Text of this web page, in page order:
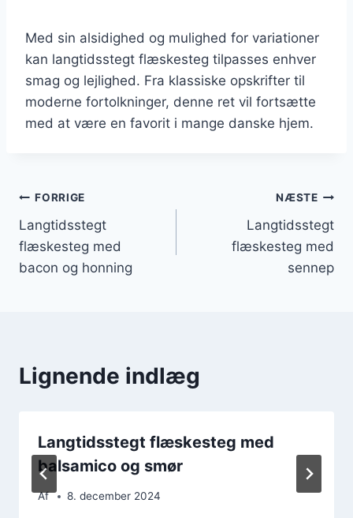
Med sin alsidighed og mulighed for variationer
kan langtidsstegt flæskesteg tilpasses enhver
smag og lejlighed. Fra klassiske opskrifter til
moderne fortolkninger, denne ret vil fortsætte
med at være en favorit i mange danske hjem.
Indlægsnavigation
FORRIGE
Langtidsstegt
flæskesteg med
bacon og honning
NÆSTE
Langtidsstegt
flæskesteg med
sennep
Lignende indlæg
Langtidsstegt flæskesteg med
balsamico og smør
Af 8. december 2024